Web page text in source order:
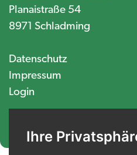
Ihre
Planaistraße 54
8971 Schladming
Datenschutz
Impressum
Login